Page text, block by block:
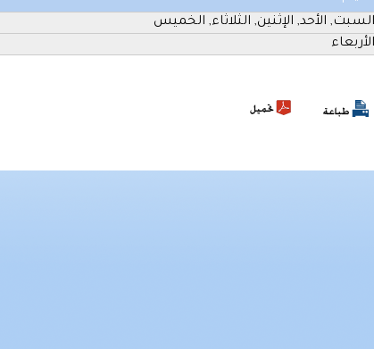
السبت, الأحد, الإثنين, الثلاثاء, الخميس
الأربعاء